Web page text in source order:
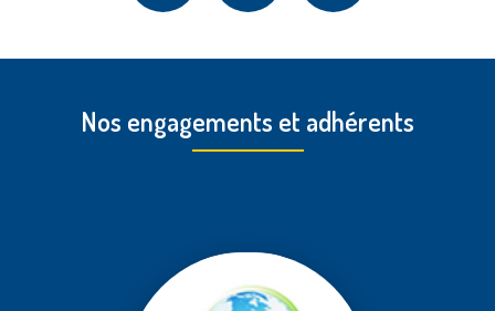
Nos engagements et adhérents